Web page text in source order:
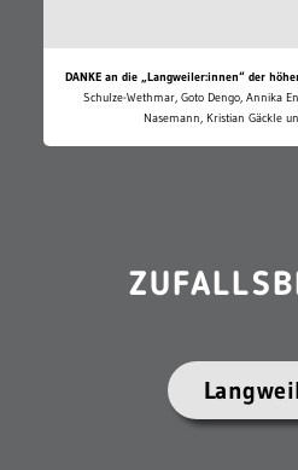
DANKE an die „Langweiler:innen“ der
Schulze-Wethmar, Goto Dengo, Annika
Nasemann, Kristian Gäckle